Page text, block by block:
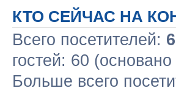
КТО СЕЙЧАС НА
Всего посетителей:
гостей: 60
Больше всего